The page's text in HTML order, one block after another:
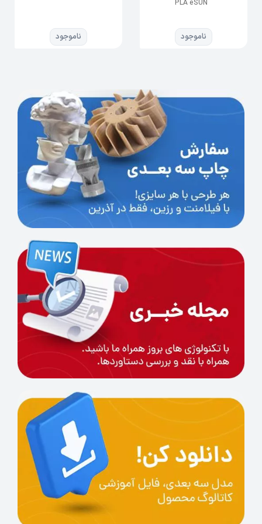
بالاتری را به شما ارایه می دهد. ویژگی هایپرینتر اف دی
ام فیلامنتی، غیر سمی بودن و بدون بو بودن آن است.
باشد. PLA+ های ایسان (eSUN) از دانه های ذرت
خالص تولید می شوند و به همین دلیل از براقیت و
شفافیت خوبی برخوردار است و 10 برابر نسبت به
PLA های معمولی موجود در بازار مقاومت بالاتری
دارند. فیلامنت +pla ایسان بدون مشکل در هنگام
رول کردن بروی قرقره است. بدون هرگونه ترک خوردگی
و تاب برداشتن هنگام چاپ، سطحی کاملا صاف و
هموار را به شما ارائه می دهد.
برای
پرینتر سه بعدی
می توانید از پشتیبانی آذرین تک
کمک بگیرید تا با توجه به نیاز شما، بهترین نوع
Comparison of physical performance indicators
Project
PLA
PLA+
ePLA-ST
Appearance
white
white
white
Tensile Strength
78Mpa
63Mpa
34.3Mpa
90%
43Mpa
Flexural modulus
1984Mpa
1934Mpa
1477Mpa
Notch impact
5.6
9
63
PLA eSUN
ناموجود ناموجود